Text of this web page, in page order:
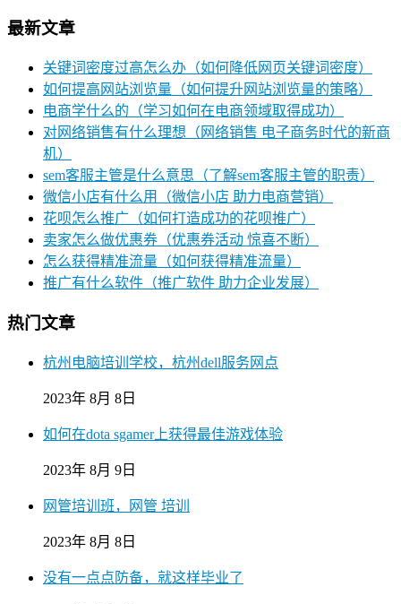
最新文章
关键词密度过高怎么办（如何降低网页关键词密度）
如何提高网站浏览量（如何提升网站浏览量的策略）
电商学什么的（学习如何在电商领域取得成功）
对网络销售有什么理想（网络销售 电子商务时代的新商
机）
sem客服主管是什么意思（了解sem客服主管的职责）
微信小店有什么用（微信小店 助力电商营销）
花呗怎么推广（如何打造成功的花呗推广）
卖家怎么做优惠券（优惠券活动 惊喜不断）
怎么获得精准流量（如何获得精准流量）
推广有什么软件（推广软件 助力企业发展）
热门文章
杭州电脑培训学校，杭州dell服务网点
2023年 8月 8日
如何在dota sgamer上获得最佳游戏体验
2023年 8月 9日
网管培训班，网管 培训
2023年 8月 8日
没有一点点防备，就这样毕业了